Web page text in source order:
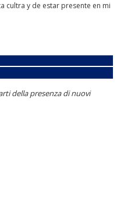
cultra y de estar presente en mi
della presenza di nuovi